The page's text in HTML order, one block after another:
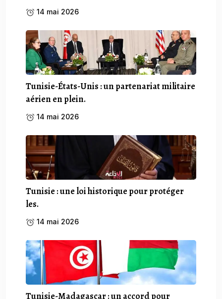
14 mai 2026
Tunisie-États-Unis : un partenariat militaire
aérien en plein.
14 mai 2026
Tunisie : une loi historique pour protéger
les.
14 mai 2026
Tunisie-Madagascar : un accord pour